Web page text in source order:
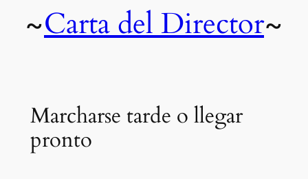
~Carta del Director~
Marcharse tarde o llegar
pronto